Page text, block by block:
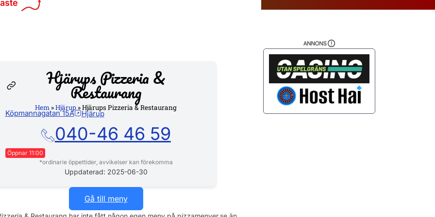
Hjärups Pizzeria &
Restaurang
Hem »Hjärup »Hjärups Pizzeria & Restaurang
Köpmannagatan 15A Hjärup
040-46 46 59
Öppnar 11:00
Måndag
14:00 - 21:00
Onsdag
14:00 - 21:00
Torsdag
14:00 - 21:00
*ordinarie öppettider, avvikelser kan förekomma
Uppdaterad: 2025-06-30
Gå till meny